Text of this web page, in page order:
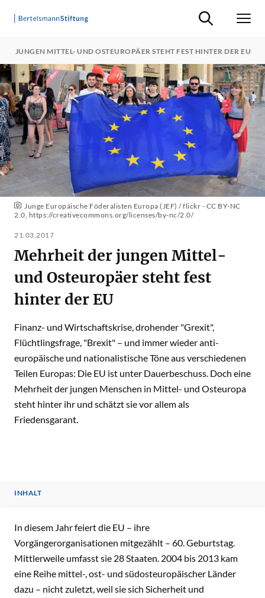
Suche ein-/
JUNGEN MITTEL- UND OSTEUROPÄER STEHT FEST HINTER DER EU
Junge Europäische Föderalisten Europa (JEF) / flickr - CC BY-NC
2.0, https://creativecommons.org/licenses/by-nc/2.0/
21.03.2017
Mehrheit der jungen Mittel-
und Osteuropäer steht fest
hinter der EU
Finanz- und Wirtschaftskrise, drohender "Grexit",
Flüchtlingsfrage, "Brexit" – und immer wieder anti-
europäische und nationalistische Töne aus verschiedenen
Teilen Europas: Die EU ist unter Dauerbeschuss. Doch eine
Mehrheit der jungen Menschen in Mittel- und Osteuropa
steht hinter ihr und schätzt sie vor allem als
Friedensgarant.
INHALT
INHALT
In diesem Jahr feiert die EU – ihre
Vorgängerorganisationen mitgezählt – 60. Geburtstag.
Mittlerweile umfasst sie 28 Staaten. 2004 bis 2013 kam
eine Reihe mittel-, ost- und südosteuropäischer Länder
dazu – nicht zuletzt, weil sie sich Sicherheit und